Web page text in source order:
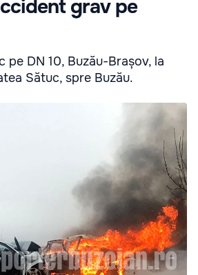
grav pe
DN 10, Buzău-Brașov, la
Sătuc, spre Buzău.